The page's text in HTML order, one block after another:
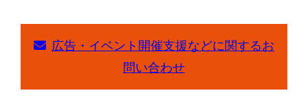
広告・イベント開催支援などに関するお
問い合わせ